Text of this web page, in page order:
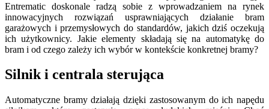
Entrematic doskonale radzą sobie z wprowadzaniem na rynek
innowacyjnych rozwiązań usprawniających działanie bram
garażowych i przemysłowych do standardów, jakich dziś oczekują
ich użytkownicy. Jakie elementy składają się na automatykę do
bram i od czego zależy ich wybór w kontekście konkretnej bramy?
Silnik i centrala sterująca
Automatyczne bramy działają dzięki zastosowanym do ich napędu